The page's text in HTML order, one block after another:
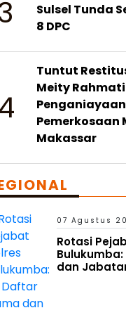
Sulsel Tunda
8 DPC
Tuntut
Meity
Pemerkosaan
Makassar
07 Agustus
Rotasi
dan